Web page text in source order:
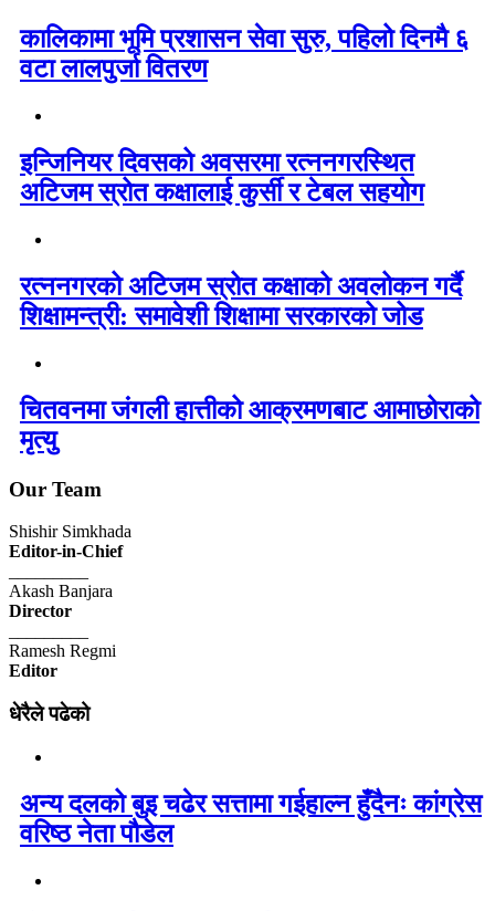
कालिकामा भूमि प्रशासन सेवा सुरु, पहिलो दिनमै ६
वटा लालपुर्जा वितरण
इन्जिनियर दिवसको अवसरमा रत्ननगरस्थित
अटिजम स्रोत कक्षालाई कुर्सी र टेबल सहयोग
रत्ननगरको अटिजम स्रोत कक्षाको अवलोकन गर्दै
शिक्षामन्त्री: समावेशी शिक्षामा सरकारको जोड
चितवनमा जंगली हात्तीको आक्रमणबाट आमाछोराको
मृत्यु
Our Team
Shishir Simkhada
Editor-in-Chief
Akash Banjara
Director
Ramesh Regmi
Editor
धेरैले पढेको
अन्य दलको बुइ चढेर सत्तामा गईहाल्न हुँदैनः कांग्रेस
वरिष्ठ नेता पौडेल